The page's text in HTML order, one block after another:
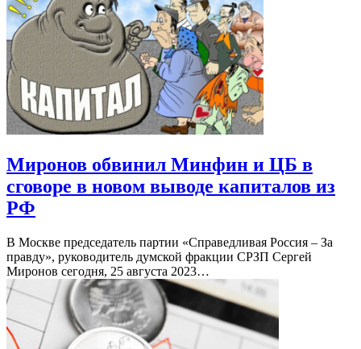
Миронов обвинил Минфин и ЦБ в
сговоре в новом выводе капиталов из
РФ
В Москве председатель партии «Справедливая Россия – За
правду», руководитель думской фракции СРЗП Сергей
Миронов сегодня, 25 августа 2023…